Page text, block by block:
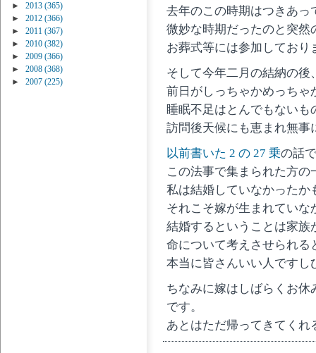
►
2013 (365)
►
2012 (366)
►
2011 (367)
►
2010 (382)
►
2009 (366)
►
2008 (368)
►
2007 (225)
去年のこの時期はつきあ
微妙な時期だったのと突然
お葬式等には参加しており
そして今年二月の結納の
前日がしっちゃかめっちゃ
睡眠不足はとんでもないも
訪問後天候にも恵まれ無事
以前書いた 2 の 27 乗の話
この法事で集まられた方
私は結婚していなかったか
それこそ嫁が生まれてい
結婚するということは家
命について考えさせられ
本当に皆さんいい人ですし
ちなみに嫁はしばらくお
です。
あとはただ帰ってきてく